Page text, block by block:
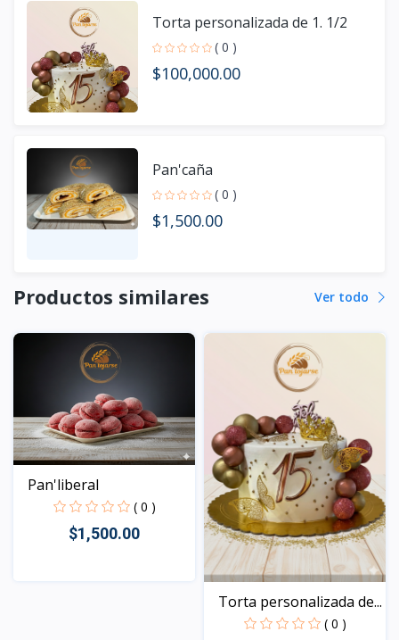
Torta personalizada de 1. 1/2
( 0 )
$100,000.00
Pan'caña
( 0 )
$1,500.00
Productos similares Ver todo
Pan'liberal
( 0 )
$1,500.00
Torta personalizada de...
( 0 )